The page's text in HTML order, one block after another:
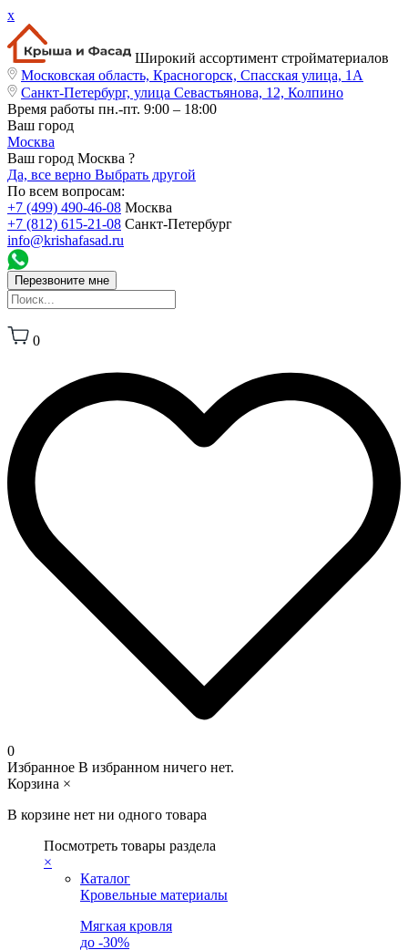
x
Широкий ассортимент стройматериалов
Московская область, Красногорск, Спасская улица, 1А
Санкт-Петербург, улица Севастьянова, 12, Колпино
Время работы пн.-пт. 9:00 – 18:00
Ваш город
Москва
Ваш город Москва ?
Да, все верно Выбрать другой
По всем вопросам:
+7 (499) 490-46-08 Москва
+7 (812) 615-21-08 Санкт-Петербург
info@krishafasad.ru
Перезвоните мне
0
0
Избранное В избранном ничего нет.
Корзина ×
В корзине нет ни одного товара
Посмотреть товары раздела
×
Каталог
Кровельные материалы
Мягкая кровля
до -30%